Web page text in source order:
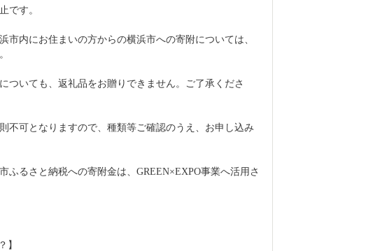
です。
市内にお住まいの方からの横浜市への寄附については、
ついても、返礼品をお贈りできません。ご了承くださ
不可となりますので、種類等ご確認のうえ、お申し込み
ふるさと納税への寄附金は、GREEN×EXPO事業へ活用さ
】